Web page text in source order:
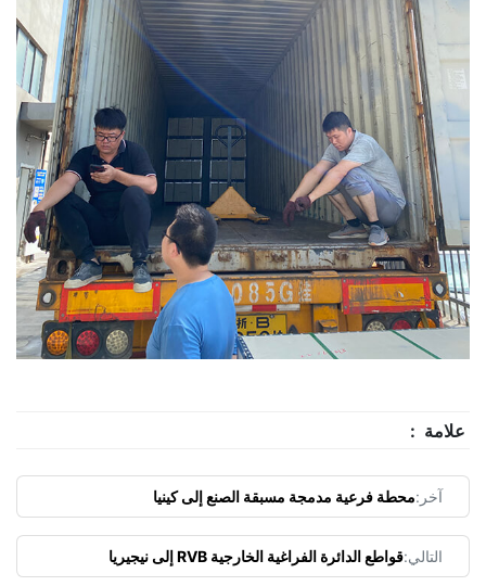
علامة :
آخر:محطة فرعية مدمجة مسبقة الصنع إلى كينيا
التالي:قواطع الدائرة الفراغية الخارجية RVB إلى نيجيريا